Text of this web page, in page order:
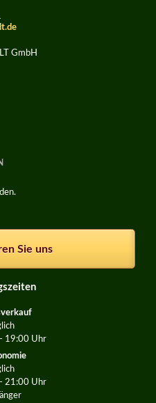
GmbH
Sie uns
19:00 Uhr
21:00 Uhr